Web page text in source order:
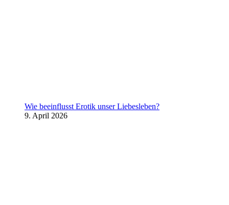
Wie beeinflusst Erotik unser Liebesleben?
9. April 2026